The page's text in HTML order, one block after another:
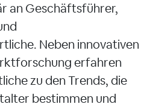
an Geschäftsführer,
Neben innovativen
erfahren
zu den Trends, die
bestimmen und